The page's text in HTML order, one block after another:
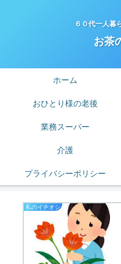
６０代一人暮
お茶
ホーム
おひとり様の老後
業務スーパー
介護
プライバシーポリシー
私のイチオシ